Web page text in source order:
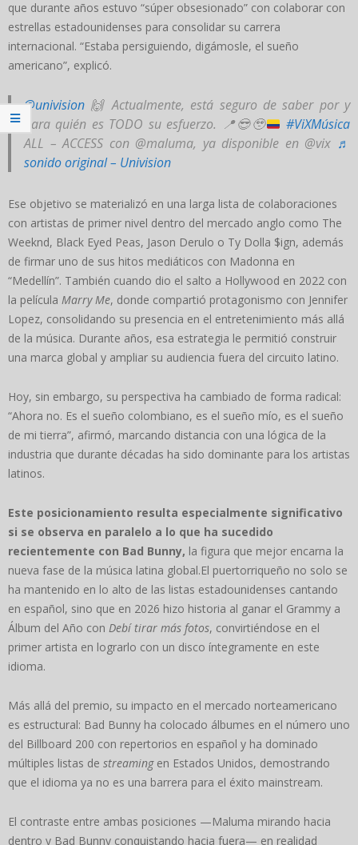
que durante años estuvo “súper obsesionado” con colaborar con
estrellas estadounidenses para consolidar su carrera
internacional. “Estaba persiguiendo, digámosle, el sueño
americano”, explicó.
@univision 🙌 Actualmente, está seguro de saber por y
para quién es TODO su esfuerzo. 📍😎🥹
#ViXMúsica
ALL – ACCESS con @maluma, ya disponible en @vix ♬
sonido original – Univision
Ese objetivo se materializó en una larga lista de colaboraciones
con artistas de primer nivel dentro del mercado anglo como The
Weeknd, Black Eyed Peas, Jason Derulo o Ty Dolla $ign, además
de firmar uno de sus hitos mediáticos con Madonna en
“Medellín”. También cuando dio el salto a Hollywood en 2022 con
la película Marry Me, donde compartió protagonismo con Jennifer
Lopez, consolidando su presencia en el entretenimiento más allá
de la música. Durante años, esa estrategia le permitió construir
una marca global y ampliar su audiencia fuera del circuito latino.
Hoy, sin embargo, su perspectiva ha cambiado de forma radical:
“Ahora no. Es el sueño colombiano, es el sueño mío, es el sueño
de mi tierra”, afirmó, marcando distancia con una lógica de la
industria que durante décadas ha sido dominante para los artistas
latinos.
Este posicionamiento resulta especialmente significativo
si se observa en paralelo a lo que ha sucedido
recientemente con Bad Bunny, la figura que mejor encarna la
nueva fase de la música latina global.El puertorriqueño no solo se
ha mantenido en lo alto de las listas estadounidenses cantando
en español, sino que en 2026 hizo historia al ganar el Grammy a
Álbum del Año con Debí tirar más fotos, convirtiéndose en el
primer artista en lograrlo con un disco íntegramente en este
idioma.
Más allá del premio, su impacto en el mercado norteamericano
es estructural: Bad Bunny ha colocado álbumes en el número uno
del Billboard 200 con repertorios en español y ha dominado
múltiples listas de streaming en Estados Unidos, demostrando
que el idioma ya no es una barrera para el éxito mainstream.
El contraste entre ambas posiciones —Maluma mirando hacia
dentro y Bad Bunny conquistando hacia fuera— en realidad